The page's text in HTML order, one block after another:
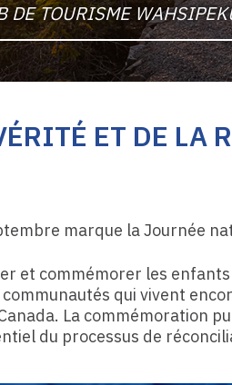
DE TOURISME
ET DE LA
marque la Journée
et commémorer les
qui vivent
La commémoration
du processus de